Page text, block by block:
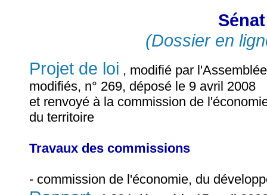
(Dossier en
Projet de loi , modifié par
modifiés, n° 269, déposé le 9 avril 2008
et renvoyé à la commission de
du territoire
Travaux des commissions
- commission de l'économie, du